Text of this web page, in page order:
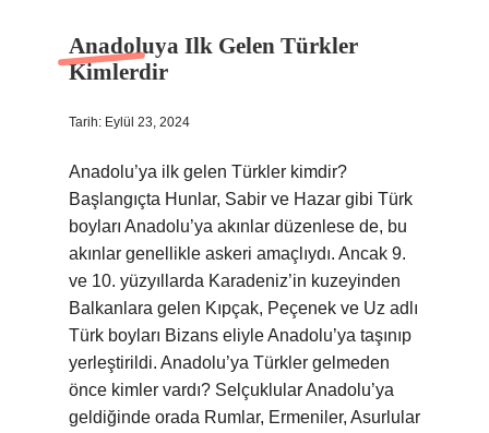
Anadoluya Ilk Gelen Türkler
Kimlerdir
Tarih: Eylül 23, 2024
Anadolu’ya ilk gelen Türkler kimdir?
Başlangıçta Hunlar, Sabir ve Hazar gibi Türk
boyları Anadolu’ya akınlar düzenlese de, bu
akınlar genellikle askeri amaçlıydı. Ancak 9.
ve 10. yüzyıllarda Karadeniz’in kuzeyinden
Balkanlara gelen Kıpçak, Peçenek ve Uz adlı
Türk boyları Bizans eliyle Anadolu’ya taşınıp
yerleştirildi. Anadolu’ya Türkler gelmeden
önce kimler vardı? Selçuklular Anadolu’ya
geldiğinde orada Rumlar, Ermeniler, Asurlular